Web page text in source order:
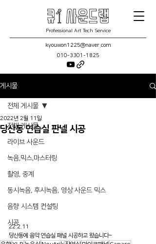
Professional Art Tech Service
kyouwon1225@naver.com
010-3301-1825
게시물
전체 게시물
라이브 사운드
녹음,믹스,마스터링
촬영, 중계
동시녹음, 후시녹음, 영상 사운드 믹스
음향 시스템 컨설팅
시공
전체 게시물
당산동 연습실 판넬 시공
2022년 2월 11일
22.2.11
당산동에 음악 연습실 패널 시공하고 왔습니다~